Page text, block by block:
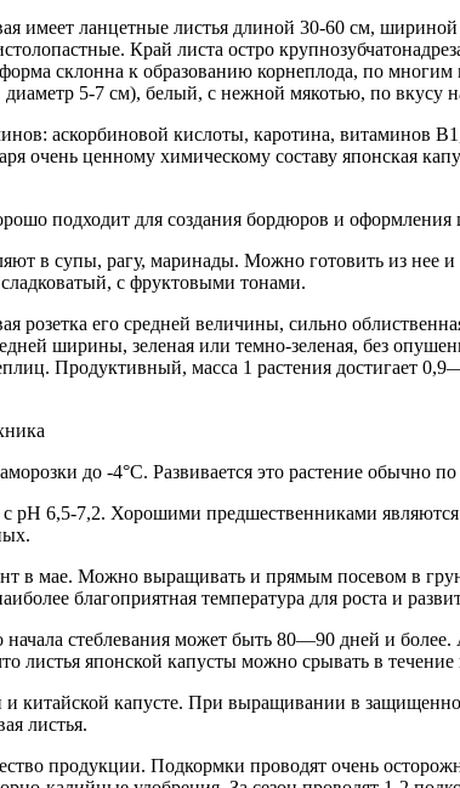
имеет ланцетные листья длиной 30-60 см,
Край листа остро
склонна к образованию корнеплода, по
5-7 см), белый, с нежной мякотью, по
аскорбиновой кислоты, каротина, витаминов
очень ценному химическому составу японская
подходит для создания бордюров и
в супы, рагу, маринады. Можно готовить из нее
с фруктовыми тонами.
его средней величины, сильно
ширины, зеленая или темно-зеленая, без
Продуктивный, масса 1 растения достигает
до -4°C. Развивается это растение обычно по
pH 6,5-7,2. Хорошими предшественниками
в мае. Можно выращивать и прямым посевом в
благоприятная температура для роста и
стеблевания может быть 80—90 дней и
листья японской капусты можно срывать в течение
и китайской капусте. При выращивании в
листья.
продукции. Подкормки проводят очень